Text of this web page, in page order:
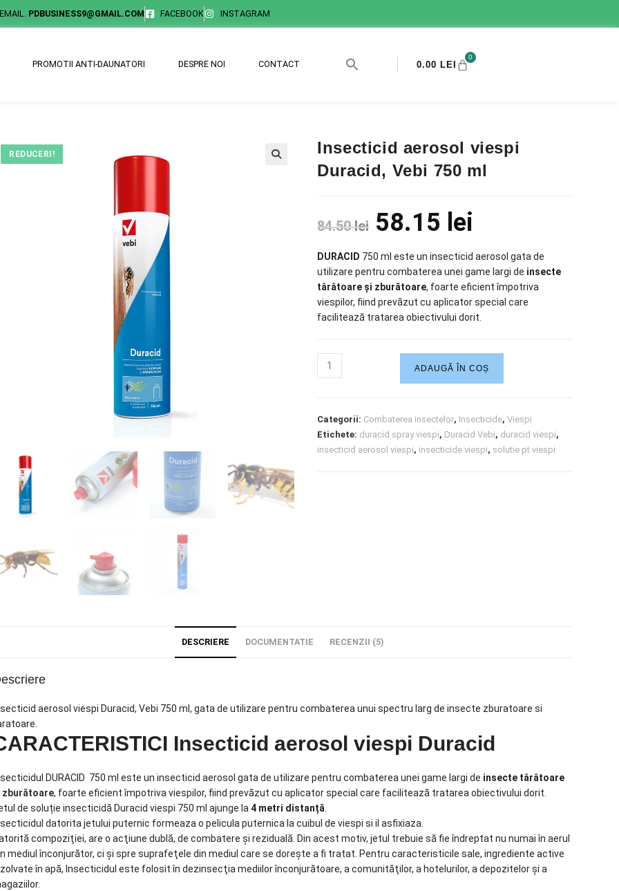
EMAIL. PDBUSINESS9@GMAIL.COM FACEBOOK INSTAGRAM
PROMOTII ANTI-DAUNATORI DESPRE NOI CONTACT 0.00 LEI
0
REDUCERI!
Insecticid aerosol viespi
Duracid, Vebi 750 ml
84.50lei 58.15 lei
DURACID 750 ml este un insecticid aerosol gata de
utilizare pentru combaterea unei game largi de insecte
târâtoare şi zburătoare, foarte eficient împotriva
viespilor, fiind prevăzut cu aplicator special care
facilitează tratarea obiectivului dorit.
ADAUGĂ ÎN COȘ
Categorii: Combaterea insectelor, Insecticide,Viespi
Etichete: duracid spray viespi, Duracid Vebi, duracid viespi,
insecticid aerosol viespi, insecticide viespi, solutie pt viespi
DESCRIERE DOCUMENTATIE RECENZII (5)
aerosol viespi Duracid, Vebi 750 ml, gata de utilizare pentru combaterea unui spectru larg de insecte zburatoare si
Insecticid aerosol viespi Duracid
DURACID 750 ml este un insecticid aerosol gata de utilizare pentru combaterea unei game largi de insecte târâtoare
zburătoare, foarte eficient împotriva viespilor, fiind prevăzut cu aplicator special care facilitează tratarea obiectivului dorit.
de soluție insecticidă Duracid viespi 750 ml ajunge la 4 metri distanță
datorita jetului puternic formeaza o pelicula puternica la cuibul de viespi si il asfixiaza.
compoziţiei, are o acţiune dublă, de combatere şi reziduală. Din acest motiv, jetul trebuie să fie îndreptat nu numai în aerul
mediul înconjurător, ci şi spre suprafeţele din mediul care se doreşte a fi tratat. Pentru caracteristicile sale, ingrediente active
în apă, Insecticidul este folosit în dezinsecţia mediilor înconjurătoare, a comunităţilor, a hotelurilor, a depozitelor şi a